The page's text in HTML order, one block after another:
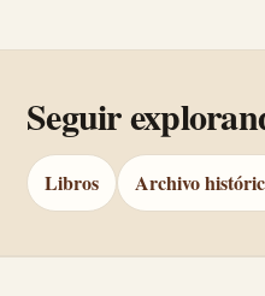
Seguir
Libros Archivo